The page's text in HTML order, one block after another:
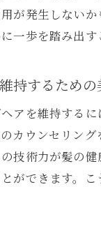
が発生しない
一歩を踏み出す
持するため
アを維持する
カウンセリン
技術力が髪の
ができます。